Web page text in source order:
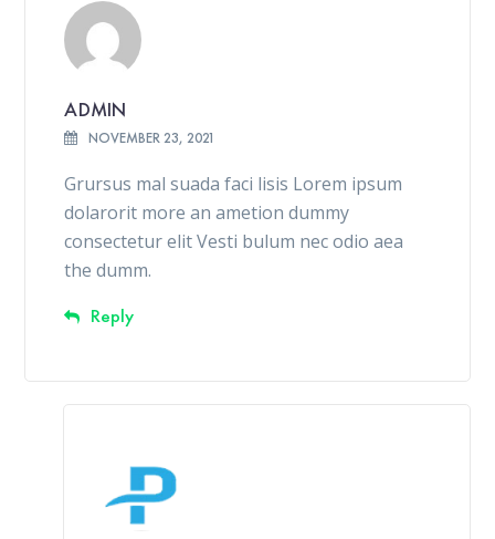
ADMIN
NOVEMBER 23, 2021
Grursus mal suada faci lisis Lorem ipsum
dolarorit more an ametion dummy
consectetur elit Vesti bulum nec odio aea
the dumm.
Reply